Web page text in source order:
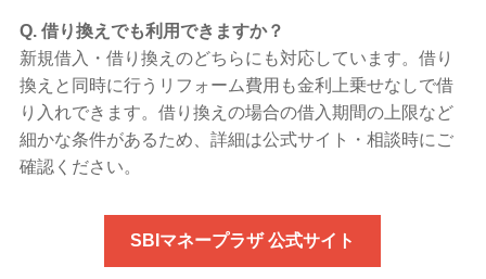
Q. 借り換えでも利用できますか？
新規借入・借り換えのどちらにも対応しています。借り
換えと同時に行うリフォーム費用も金利上乗せなしで借
り入れできます。借り換えの場合の借入期間の上限など
細かな条件があるため、詳細は公式サイト・相談時にご
確認ください。
SBIマネープラザ 公式サイト